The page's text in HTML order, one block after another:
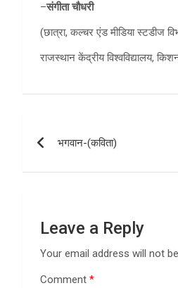
–संगीता चौधरी
(छात्रा, कल्चर एंड मीडिया स्टडीज
राजस्थान केंद्रीय विश्वविद्यालय,
navigation
भगवान-(कविता)
Leave a Reply
Your email address will not
Comment *